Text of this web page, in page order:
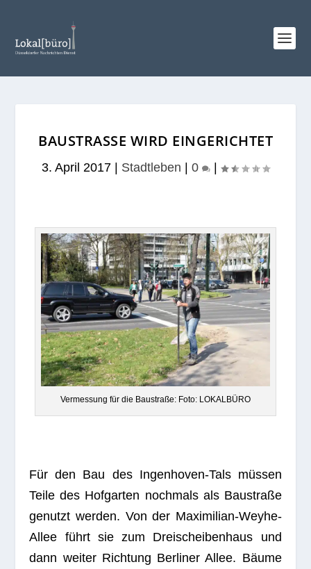
BAUSTRASSE WIRD EINGERICHTET
3. April 2017 Stadtleben 0
Ver­mes­sung für die Bau­straße: Foto: LOKALBÜRO
Für den Bau des Ingen­ho­ven-Tals müs­sen
Teile des Hof­gar­ten noch­mals als Bau­straße
genutzt wer­den. Von der Maxi­mi­lian-Weyhe-
Allee führt sie zum Drei­schei­ben­haus und
dann wei­ter Rich­tung Ber­li­ner Allee. Bäume